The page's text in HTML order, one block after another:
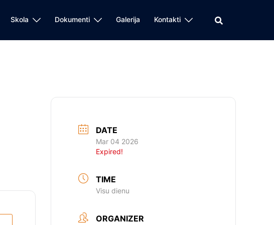
Skola Dokumenti Galerija Kontakti
DATE
Mar 04 2026
Expired!
TIME
Visu dienu
ORGANIZER